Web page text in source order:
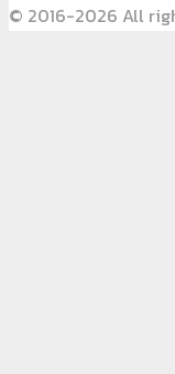
© 2016-2026 All